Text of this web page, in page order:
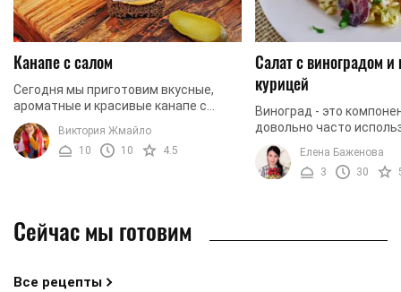
Канапе с салом
Сегодня мы приготовим вкусные,
ароматные и красивые канапе с
салом. Закуска очень легкая в
приготовлении, поэтому ее сможет
создать не то, что ...
Виктория Жмайло
10
10 4.5
Салат с виноградом и
курицей
Виноград - это
довольно часто
приготовления тортов,
пирожных и других
придает блюдам ...
Елена Баженова
3
30
Сейчас мы готовим
Все рецепты